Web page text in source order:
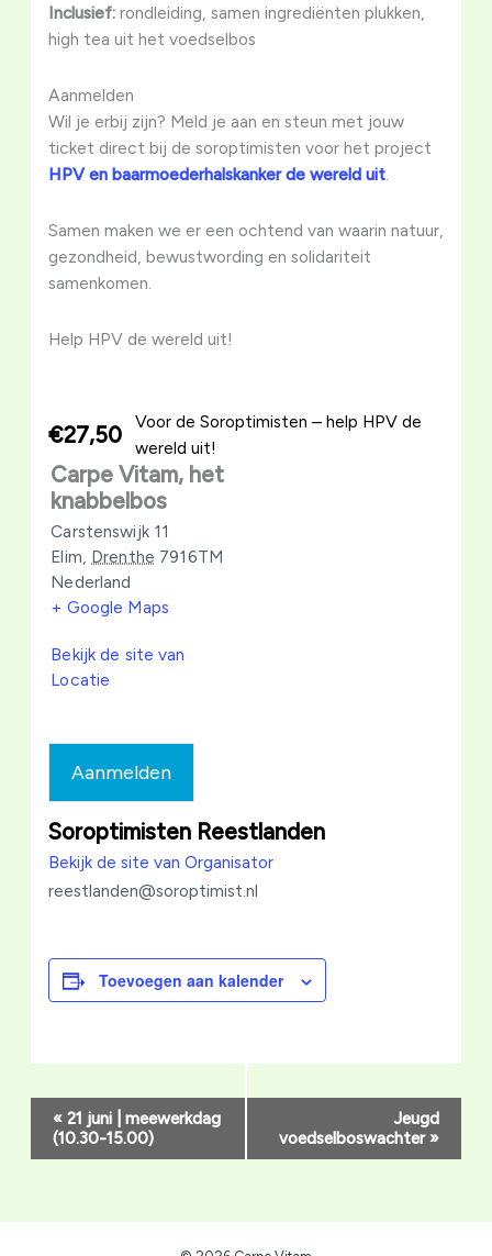
Inclusief:rondleiding, samen ingrediënten plukken,
high tea uit het voedselbos
Aanmelden
Wil je erbij zijn? Meld je aan en steun met jouw
ticket direct bij de soroptimisten voor het project
HPV en baarmoederhalskanker de wereld uit.
Samen maken we er een ochtend van waarin natuur,
gezondheid, bewustwording en solidariteit
samenkomen.
Help HPV de wereld uit!
€27,50
Voor de Soroptimisten – help HPV de
wereld uit!
Carpe Vitam, het
knabbelbos
Carstenswijk 11
Elim, Drenthe 7916TM
Nederland
+ Google Maps
Bekijk de site van
Locatie
Aanmelden
Soroptimisten Reestlanden
Bekijk de site van Organisator
reestlanden@soroptimist.nl
Toevoegen aan kalender
Evenement
Navigatie
« 21 juni | meewerkdag
(10.30-15.00)
Jeugd
voedselboswachter »